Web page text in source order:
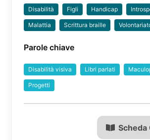
Disabilità Figli Handicap
Malattia Scrittura braille
Parole chiave
Disabilità visiva Libri parlati
Progetti
Scheda